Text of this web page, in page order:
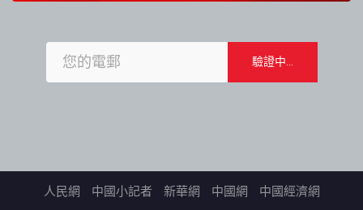
人民網 中國小記者 新華網 中國網 中國經濟網